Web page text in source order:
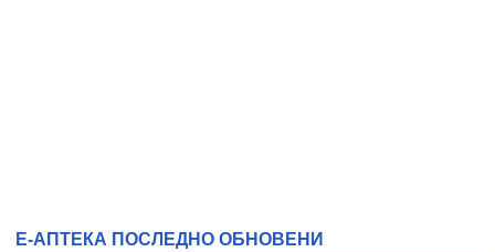
Е-АПТЕКА ПОСЛЕДНО ОБНОВЕНИ